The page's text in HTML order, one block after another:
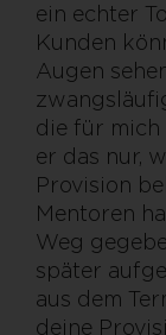
ein echter
Kunden
Augen
die für mich
er das nur,
Provision
Mentoren
Weg
später
aus dem
deine